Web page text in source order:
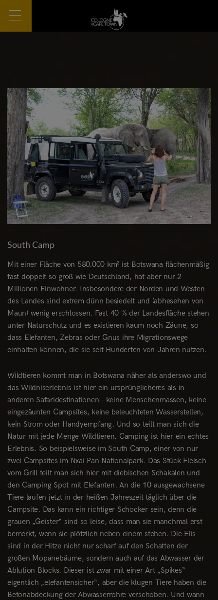
South Camp
Mit einer Fläche von 580.000 km² ist Botswana flächenmäßig
fast doppelt so groß wie Deutschland, hat aber nur 2
Millionen Einwohner. Insbesondere der Norden und Westen
des Landes sind extrem dünn besiedelt und (abhesehen von
Maun) wenig erschlossen. Fast 40 % der Landesfläche stehen
unter Naturschutz und es existieren kaum noch Zäune, so
dass Elefanten, Zebras oder Gnus ihre Migrationswege
einhalten können, die sie seit Hunderten von Jahren nutzen.
Wildtieren kommt man in Botswana näher als anderswo und
das Wildniserlebnis ist hier ein ursprünglicheres als in
anderen Safaridestinationen - keine Menschenmassen, keine
eingezäunten Campsites, keine beleuchteten Wasserstellen,
kein Strom oder Handyempfang. Und so teilt man sich die
Natur mit jede Menge Wildtieren. Camping ist hier ein echtes
Erlebnis. So beispielsweise im South Camp, einer von nur
zwei Campsites im Nxai Pan Nationalpark. Das Stück Fleisch
vom Grill teilt man sich hier mit diebischen Schakalen und
den Camping Spot mit Elefanten. An die 10 ausgewachsene
Tiere laufen jetzt in der heißen Jahreszeit täglich über die
Campsite. Das kann ein richtiger Schocker sein, denn die
grauen „Geister“ sind so leise, dass man sie manchmal erst
bemerkt, wenn sie plötzlich neben einem stehen. Die Elis
sind in der Hitze nicht nur scharf auf den Schatten der
großen Mopanebäume, sondern auch auf das Abwasser der
Ablution Blocks. Dieser ist zwar mit einer Art „Spikes“
eigentlich „elefantensicher“, aber die klugen Tiere haben die
Betonabdeckung der Abwasserrohre verschoben. Und wann